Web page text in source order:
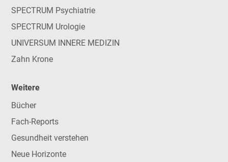
SPECTRUM Psychiatrie
SPECTRUM Urologie
UNIVERSUM INNERE MEDIZIN
Zahn Krone
Weitere
Bücher
Fach-Reports
Gesundheit verstehen
Neue Horizonte